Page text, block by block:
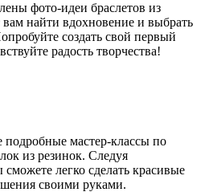
фото-идеи браслетов из
найти вдохновение и выбрать
создать свой первый
радость творчества!
подробные мастер-классы по
из резинок. Следуя
легко сделать красивые
своими руками.